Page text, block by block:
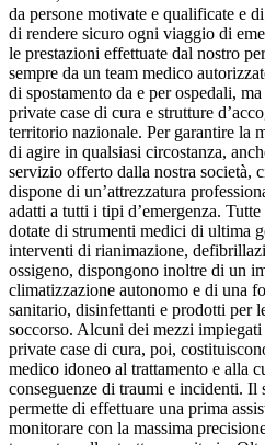
da persone motivate e qualificate e
di rendere sicuro ogni viaggio di
le prestazioni effettuate dal nostro
sempre da un team medico
di spostamento da e per ospedali,
private case di cura e strutture
territorio nazionale. Per garantire la
di agire in qualsiasi circostanza,
servizio offerto dalla nostra società,
dispone di un’attrezzatura
adatti a tutti i tipi d’emergenza.
dotate di strumenti medici di ultima
interventi di rianimazione,
ossigeno, dispongono inoltre di un
climatizzazione autonomo e di una
sanitario, disinfettanti e prodotti per
soccorso. Alcuni dei mezzi
private case di cura, poi,
medico idoneo al trattamento e alla
conseguenze di traumi e incidenti.
permette di effettuare una prima
monitorare con la massima